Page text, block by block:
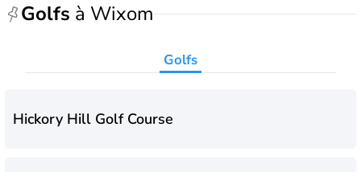
Golfs à Wixom
Golfs
Hickory Hill Golf Course